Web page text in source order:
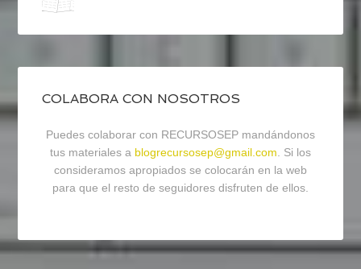
COLABORA CON NOSOTROS
Puedes colaborar con RECURSOSEP mandándonos
tus materiales a blogrecursosep@gmail.com. Si los
consideramos apropiados se colocarán en la web
para que el resto de seguidores disfruten de ellos.